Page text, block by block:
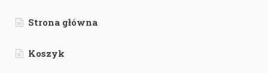
Strona główna
Koszyk